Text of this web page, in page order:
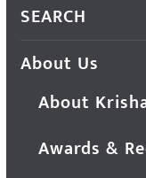
SEARCH
About Us
About
Awards &